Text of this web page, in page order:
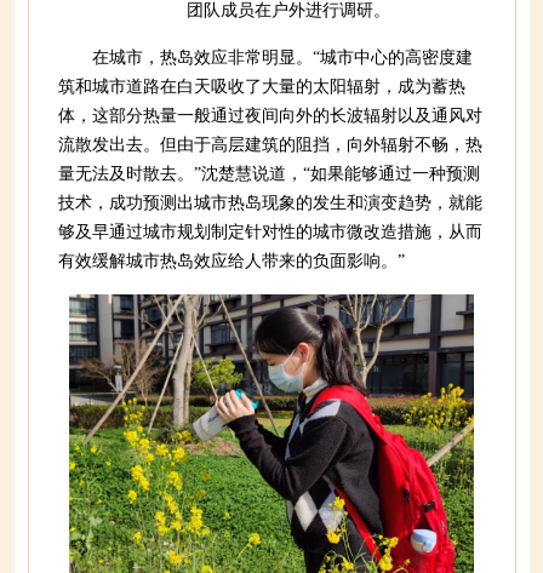
团队成员在户外进行调研。
在城市，热岛效应非常明显。“城市中心的高密度建
筑和城市道路在白天吸收了大量的太阳辐射，成为蓄热
体，这部分热量一般通过夜间向外的长波辐射以及通风对
流散发出去。但由于高层建筑的阻挡，向外辐射不畅，热
量无法及时散去。”沈楚慧说道，“如果能够通过一种预测
技术，成功预测出城市热岛现象的发生和演变趋势，就能
够及早通过城市规划制定针对性的城市微改造措施，从而
有效缓解城市热岛效应给人带来的负面影响。”